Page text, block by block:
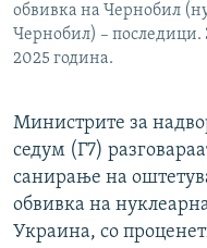
обвивка на Чернобил
Чернобил) – последици.
2025 година.
Министрите за
седум (Г7)
санирање на
обвивка на
Украина, со